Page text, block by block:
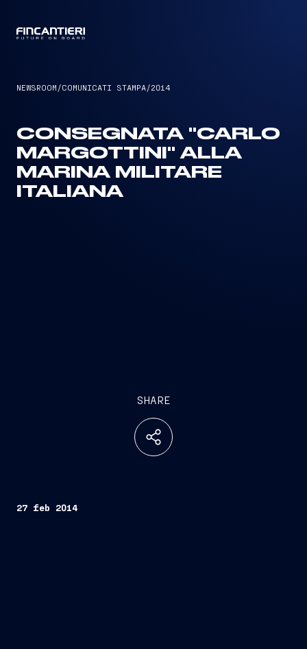
NEWSROOM /COMUNICATI STAMPA/2014
CONSEGNATA "CARLO
MARGOTTINI" ALLA
MARINA MILITARE
ITALIANA
SHARE
27 feb 2014